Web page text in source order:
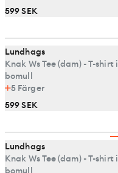
599 SEK
Lundhags
Knak Ws Tee (dam) - T-shirt i
bomull
5 Färger
599 SEK
Lundhags
Knak Ws Tee (dam) - T-shirt i
bomull